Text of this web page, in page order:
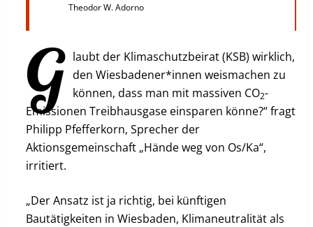
Theodor W. Adorno
G laubt der Klimaschutzbeirat (KSB) wirklich,
den Wiesbadener*innen weismachen zu
können, dass man mit massiven CO2-
Emissionen Treibhausgase einsparen könne?“ fragt
Philipp Pfefferkorn, Sprecher der
Aktionsgemeinschaft „Hände weg von Os/Ka“,
irritiert.
„Der Ansatz ist ja richtig, bei künftigen
Bautätigkeiten in Wiesbaden, Klimaneutralität als